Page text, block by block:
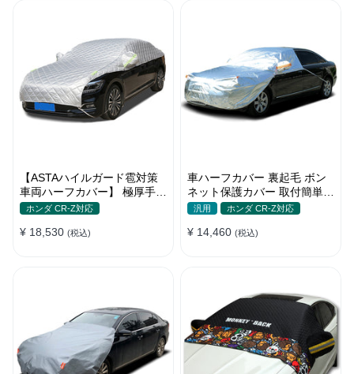
【ASTAハイルガード雹対策
車両ハーフカバー】 極厚手
防雹 雹害 凍結防止 防雪防風
ー
ホンダ CR-Z対応
¥ 18,530 (税込)
車ハーフカバー 裏起毛 ボン
ネット保護カバー 取付簡単
防水 軽/普自動車 軽量 塗装保
汎用 ホンダ CR-Z対応
¥ 14,460 (税込)